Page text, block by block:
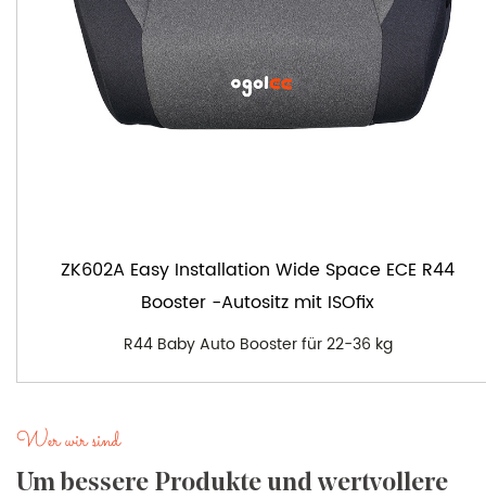
ZK602A Easy Installation Wide Space ECE R44
Booster -Autositz mit ISOfix
R44 Baby Auto Booster für 22-36 kg
Wer wir sind
Um bessere Produkte und wertvollere